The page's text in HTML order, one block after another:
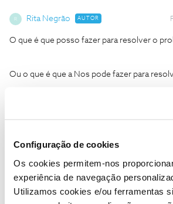
Configuração de cookies
Os cookies permitem-nos
experiência de navegação
Utilizamos cookies e/ou ferramentas
R Rita Negrão AUTOR
O que é que posso fazer para resolver o
Ou o que é que a Nos pode fazer para
Bom dia,